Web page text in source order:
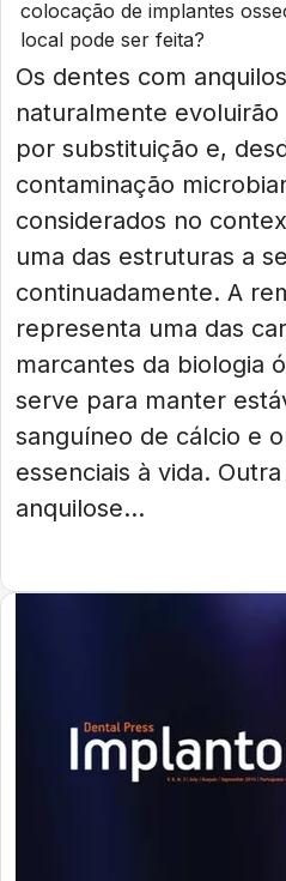
colocação de implantes
local pode ser feita?
Os dentes com
naturalmente
por substituição e,
contaminação
considerados no
uma das estruturas a
continuadamente. A
representa uma das
marcantes da biologia
serve para manter
sanguíneo de cálcio e
essenciais à vida.
anquilose...